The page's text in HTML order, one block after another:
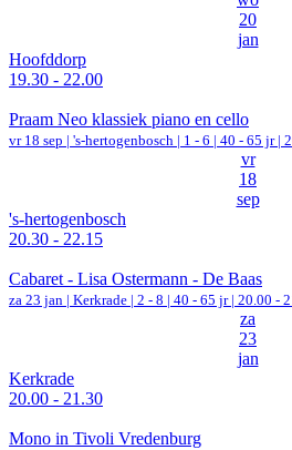
20
jan
Hoofddorp
19.30 - 22.00
Praam Neo klassiek piano en cello
vr 18 sep | 's-hertogenbosch | 1 - 6 | 40 - 65 jr |
vr
18
sep
's-hertogenbosch
20.30 - 22.15
Cabaret - Lisa Ostermann - De Baas
za 23 jan | Kerkrade | 2 - 8 | 40 - 65 jr | 20.00 -
za
23
jan
Kerkrade
20.00 - 21.30
Mono in Tivoli Vredenburg